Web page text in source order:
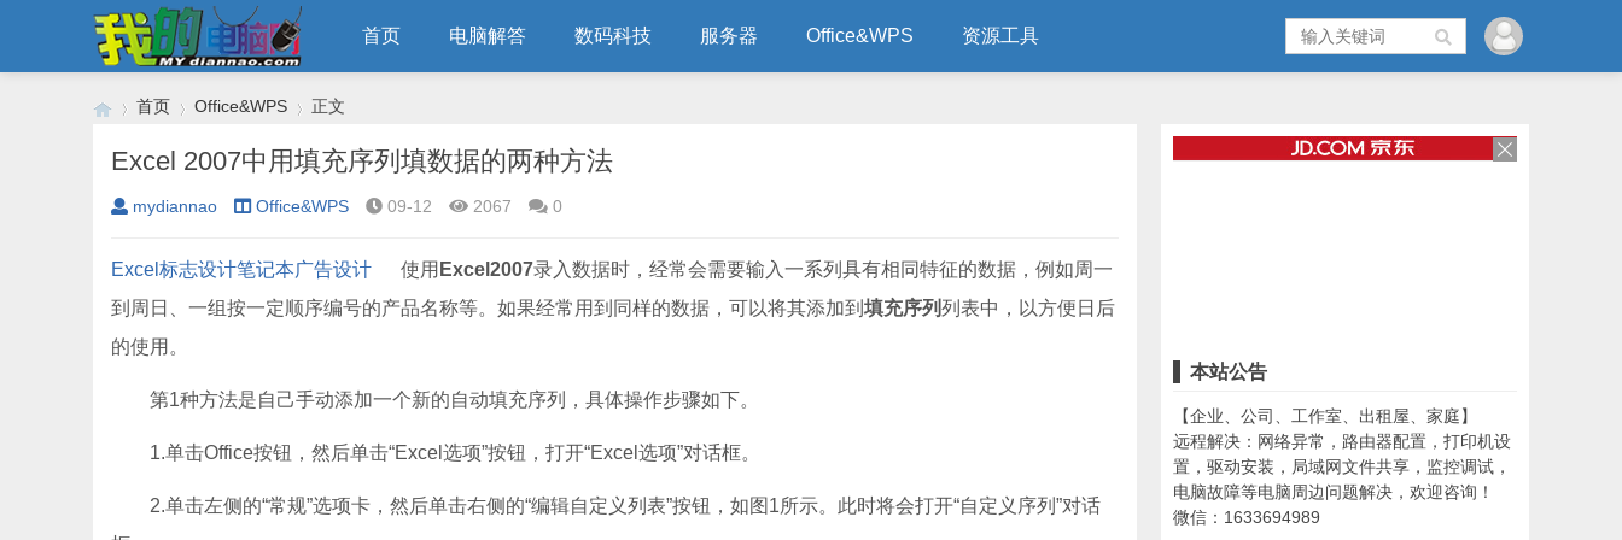
首页 电脑解答 数码科技 服务器 Office&WPS 资源工具
›
首页
›
Office&WPS
›
正文
Excel 2007中用填充序列填数据的两种方法
mydiannao Office&WPS 09-12 2067 0
Excel 标志设计笔记本广告设计 使用 Excel2007录入数据时，经常会需要输入一系列具有相同特征的数据，例如周一
到周日、一组按一定顺序编号的产品名称等。如果经常用到同样的数据，可以将其添加到 填充序列列表中，以方便日后
的使用。
第1种方法是自己手动添加一个新的自动填充序列，具体操作步骤如下。
1.单击Office按钮，然后单击“Excel选项”按钮，打开“Excel选项”对话框。
2.单击左侧的“常规”选项卡，然后单击右侧的“编辑自定义列表”按钮，如图1所示。此时将会打开“自定义序列”对话
本站公告
【企业、公司、工作室、出租屋、家庭】
远程解决：网络异常，路由器配置，打印机设
置，驱动安装，局域网文件共享，监控调试，
电脑故障等电脑周边问题解决，欢迎咨询！
微信：1633694989